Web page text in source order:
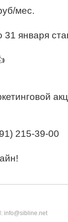
мес.
31 января
215-39-00
info@sibline.net